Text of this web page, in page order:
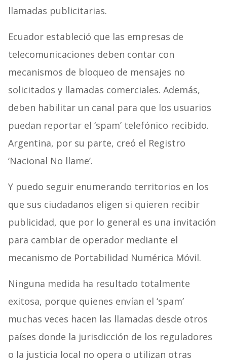
llamadas publicitarias.
Ecuador estableció que las empresas de
telecomunicaciones deben contar con
mecanismos de bloqueo de mensajes no
solicitados y llamadas comerciales. Además,
deben habilitar un canal para que los usuarios
puedan reportar el ‘spam’ telefónico recibido.
Argentina, por su parte, creó el Registro
‘Nacional No llame’.
Y puedo seguir enumerando territorios en los
que sus ciudadanos eligen si quieren recibir
publicidad, que por lo general es una invitación
para cambiar de operador mediante el
mecanismo de Portabilidad Numérica Móvil.
Ninguna medida ha resultado totalmente
exitosa, porque quienes envían el ‘spam’
muchas veces hacen las llamadas desde otros
países donde la jurisdicción de los reguladores
o la justicia local no opera o utilizan otras